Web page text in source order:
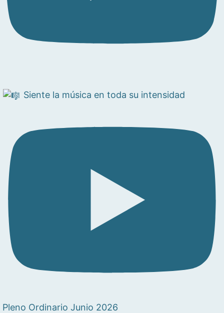
Siente la música en toda su intensidad
Pleno Ordinario Junio 2026